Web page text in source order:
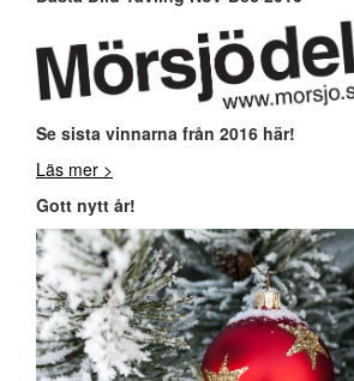
Se sista vinnarna från 2016 här!
Läs mer >
Gott nytt år!